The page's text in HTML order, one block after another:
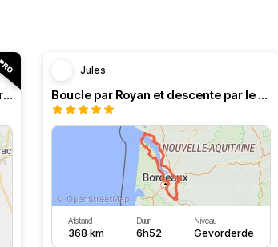
RT n°84 - Onderdompeling in de Bordeaux
Jules
Boucle par Royan et descente par le Médoc
Afstand
368 km
Duur
6h52
Niveau
Gevorderde